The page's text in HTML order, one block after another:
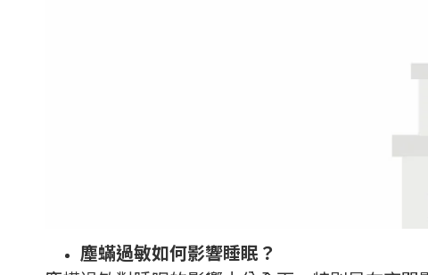
塵蟎過敏如何影響睡眠？